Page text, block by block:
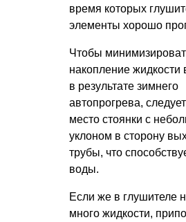
время которых
элементы хорошо
Чтобы
накопление жидкости
в результате зимнего
автопрогрева,
место стоянки с
уклоном в сторону
трубы, что
воды.
Если же в глушителе
много жидкости,